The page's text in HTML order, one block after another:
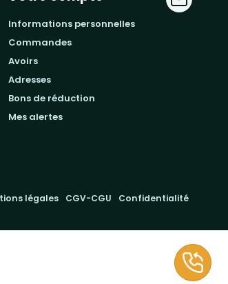
informations personnelles
commandes
avoirs
adresses
bons de réduction
mes alertes
légales CGV-CGU Confidentialité